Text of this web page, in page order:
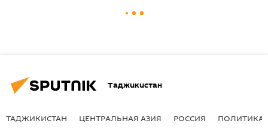
Таджикистан
ТАДЖИКИСТАН ЦЕНТРАЛЬНАЯ АЗИЯ РОССИЯ ПОЛИТИКА